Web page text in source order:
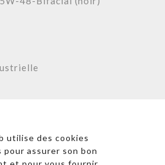
utilise des cookies
pour assurer son bon